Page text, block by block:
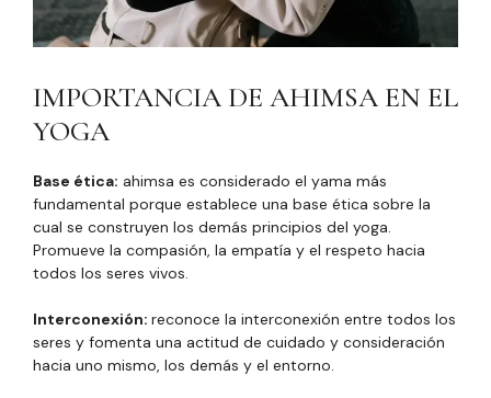
IMPORTANCIA DE AHIMSA EN EL
YOGA
Base ética: ahimsa es considerado el yama más
fundamental porque establece una base ética sobre la
cual se construyen los demás principios del yoga.
Promueve la compasión, la empatía y el respeto hacia
todos los seres vivos.
Interconexión: reconoce la interconexión entre todos los
seres y fomenta una actitud de cuidado y consideración
hacia uno mismo, los demás y el entorno.